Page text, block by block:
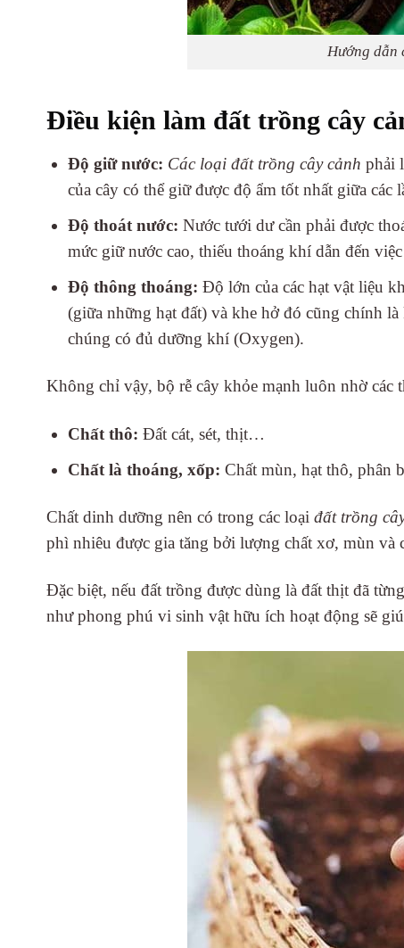
Hướng dẫn
Điều kiện làm đất trồng cây
Độ giữ nước: Các loại đất trồng cây cảnh phải
của cây có thể giữ được độ ẩm tốt nhất giữa các
Độ thoát nước: Nước tưới dư cần phải được
mức giữ nước cao, thiếu thoáng khí dẫn đến
Độ thông thoáng: Độ lớn của các hạt vật liệu
(giữa những hạt đất) và khe hở đó cũng chính
chúng có đủ dưỡng khí (Oxygen).
Không chỉ vậy, bộ rễ cây khỏe mạnh luôn nhờ
Chất thô:Đất cát, sét, thịt…
Chất là thoáng, xốp: Chất mùn, hạt thô, phân
Chất dinh dưỡng nên có trong các loại đất trồng
phì nhiêu được gia tăng bởi lượng chất xơ, mùn
Đặc biệt, nếu đất trồng được dùng là đất thịt đã
như phong phú vi sinh vật hữu ích hoạt động sẽ